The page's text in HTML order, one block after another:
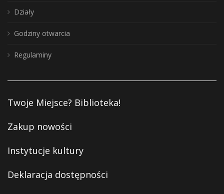
Działy
Godziny otwarcia
Regulaminy
Twoje Miejsce? Biblioteka!
Zakup nowości
Instytucje kultury
Deklaracja dostępności